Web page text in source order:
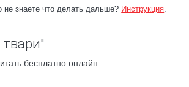
не знаете что делать дальше? Инструкция.
бесплатно онлайн.